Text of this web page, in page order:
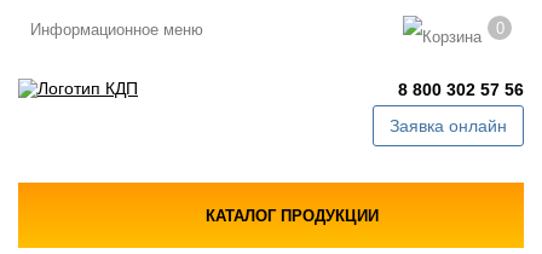
Информационное меню 0
8 800 302 57 56
Заявка онлайн
КАТАЛОГ ПРОДУКЦИИ